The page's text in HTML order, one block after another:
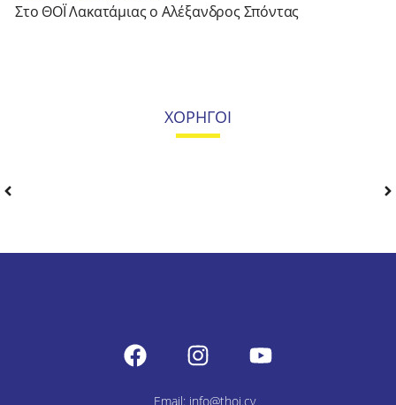
Στο ΘΟΪ Λακατάμιας ο Αλέξανδρος Σπόντας
ΧΟΡΗΓΟΙ
Email: info@thoi.cy